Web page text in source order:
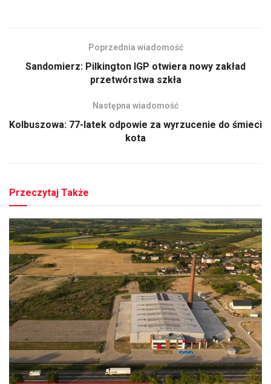
Poprzednia wiadomość
Sandomierz: Pilkington IGP otwiera nowy zakład
przetwórstwa szkła
Następna wiadomość
Kolbuszowa: 77-latek odpowie za wyrzucenie do śmieci
kota
Przeczytaj Także